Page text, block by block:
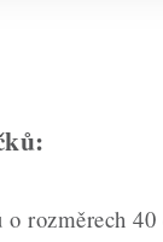
o rozměrech